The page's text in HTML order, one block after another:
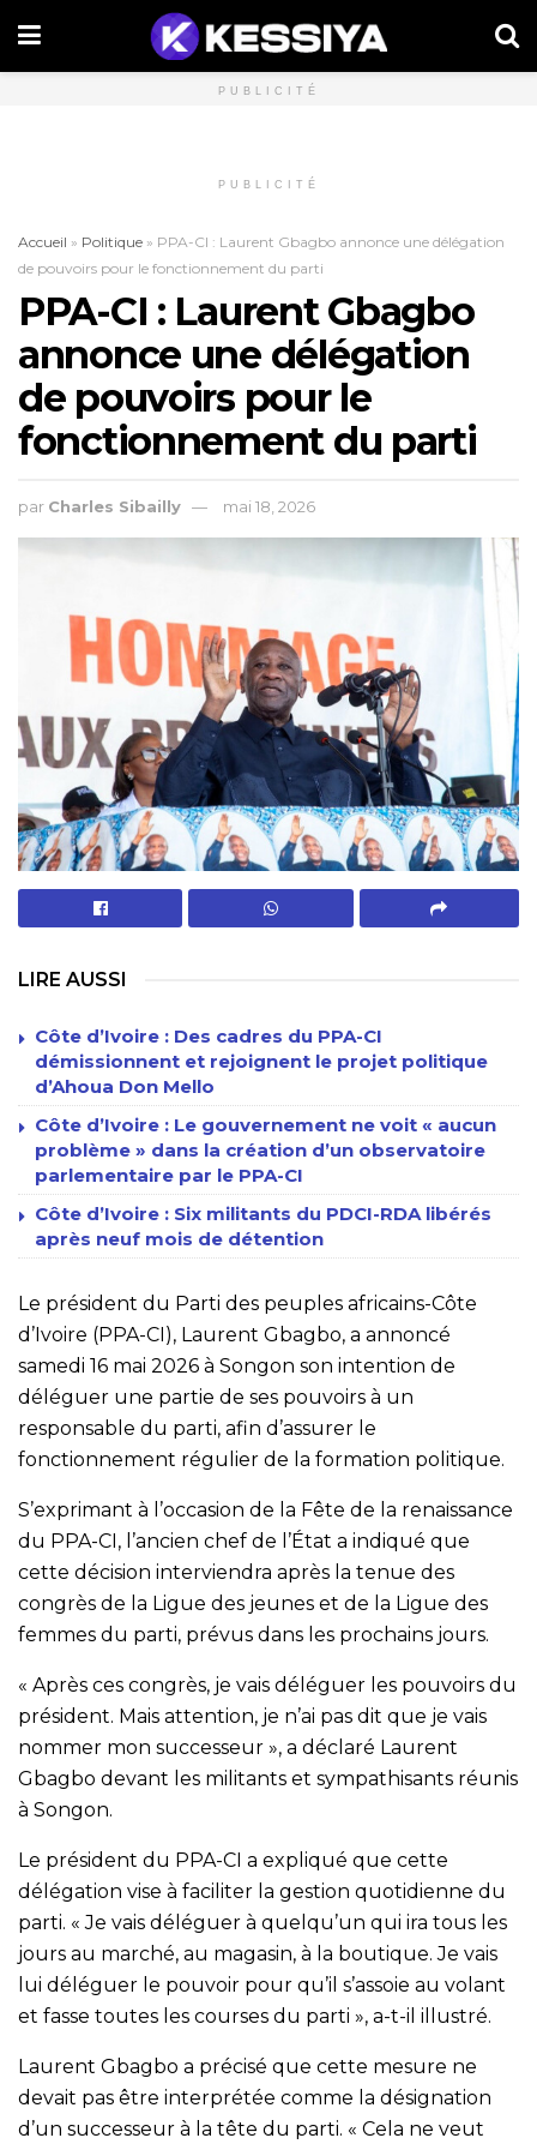
PUBLICITÉ
PUBLICITÉ
Accueil » Politique » PPA-CI : Laurent Gbagbo annonce une délégation
de pouvoirs pour le fonctionnement du parti
PPA-CI : Laurent Gbagbo
annonce une délégation
de pouvoirs pour le
fonctionnement du parti
par Charles Sibailly mai 18, 2026
LIRE AUSSI
Côte d’Ivoire : Des cadres du PPA-CI
démissionnent et rejoignent le projet politique
d’Ahoua Don Mello
Côte d’Ivoire : Le gouvernement ne voit « aucun
problème » dans la création d’un observatoire
parlementaire par le PPA-CI
Côte d’Ivoire : Six militants du PDCI-RDA libérés
après neuf mois de détention
Le président du Parti des peuples africains-Côte
d’Ivoire (PPA-CI), Laurent Gbagbo, a annoncé
samedi 16 mai 2026 à Songon son intention de
déléguer une partie de ses pouvoirs à un
responsable du parti, afin d’assurer le
fonctionnement régulier de la formation politique.
S’exprimant à l’occasion de la Fête de la renaissance
du PPA-CI, l’ancien chef de l’État a indiqué que
cette décision interviendra après la tenue des
congrès de la Ligue des jeunes et de la Ligue des
femmes du parti, prévus dans les prochains jours.
« Après ces congrès, je vais déléguer les pouvoirs du
président. Mais attention, je n’ai pas dit que je vais
nommer mon successeur », a déclaré Laurent
Gbagbo devant les militants et sympathisants réunis
à Songon.
Le président du PPA-CI a expliqué que cette
délégation vise à faciliter la gestion quotidienne du
parti. « Je vais déléguer à quelqu’un qui ira tous les
jours au marché, au magasin, à la boutique. Je vais
lui déléguer le pouvoir pour qu’il s’assoie au volant
et fasse toutes les courses du parti », a-t-il illustré.
Laurent Gbagbo a précisé que cette mesure ne
devait pas être interprétée comme la désignation
d’un successeur à la tête du parti. « Cela ne veut